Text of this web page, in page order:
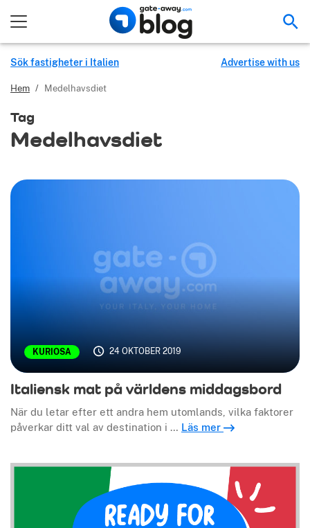
Sök fastigheter i Italien Advertise with us
Hem / Medelhavsdiet
Tag
Medelhavsdiet
KURIOSA 24 OKTOBER 2019
Italiensk mat på världens middagsbord
När du letar efter ett andra hem utomlands, vilka faktorer
påverkar ditt val av destination i … Läs mer